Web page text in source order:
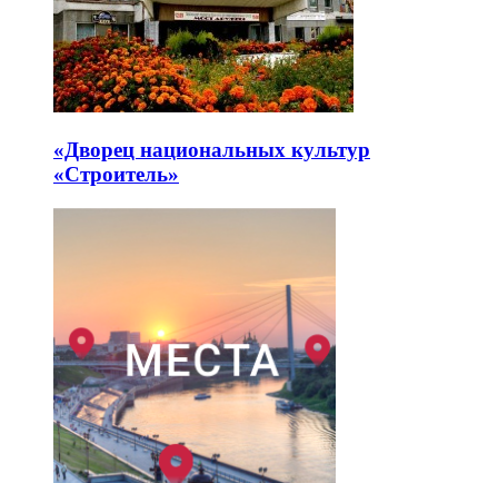
«Дворец национальных культур
«Строитель»